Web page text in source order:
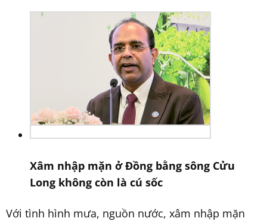
Xâm nhập mặn ở Đồng bằng sông Cửu
Long không còn là cú sốc
Với tình hình mưa, nguồn nước, xâm nhập mặn